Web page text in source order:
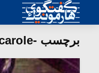
برچسب -carole